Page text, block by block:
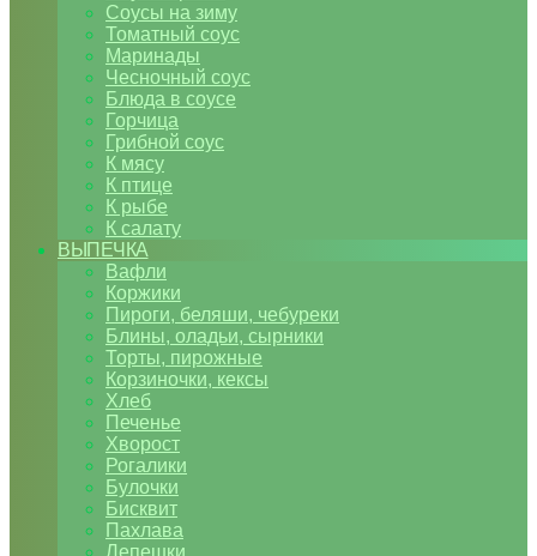
Соусы на зиму
Томатный соус
Маринады
Чесночный соус
Блюда в соусе
Горчица
Грибной соус
К мясу
К птице
К рыбе
К салату
ВЫПЕЧКА
Вафли
Коржики
Пироги, беляши, чебуреки
Блины, оладьи, сырники
Торты, пирожные
Корзиночки, кексы
Хлеб
Печенье
Хворост
Рогалики
Булочки
Бисквит
Пахлава
Лепешки